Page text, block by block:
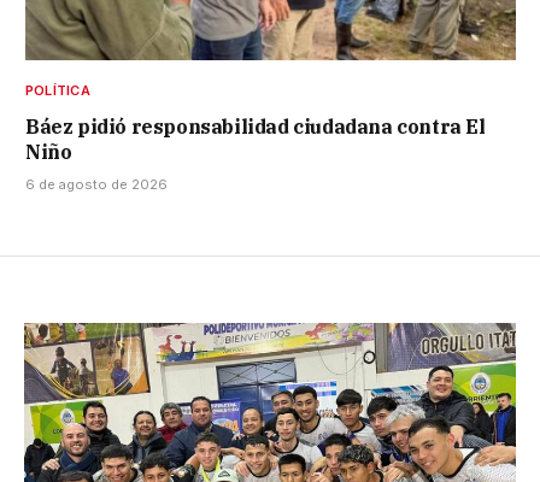
POLÍTICA
Báez pidió responsabilidad ciudadana contra El
Niño
6 de agosto de 2026